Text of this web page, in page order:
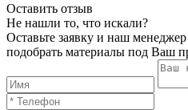
Оставить отзыв
Не нашли то, что искали?
Оставьте заявку и наш
подобрать материалы под Ваш